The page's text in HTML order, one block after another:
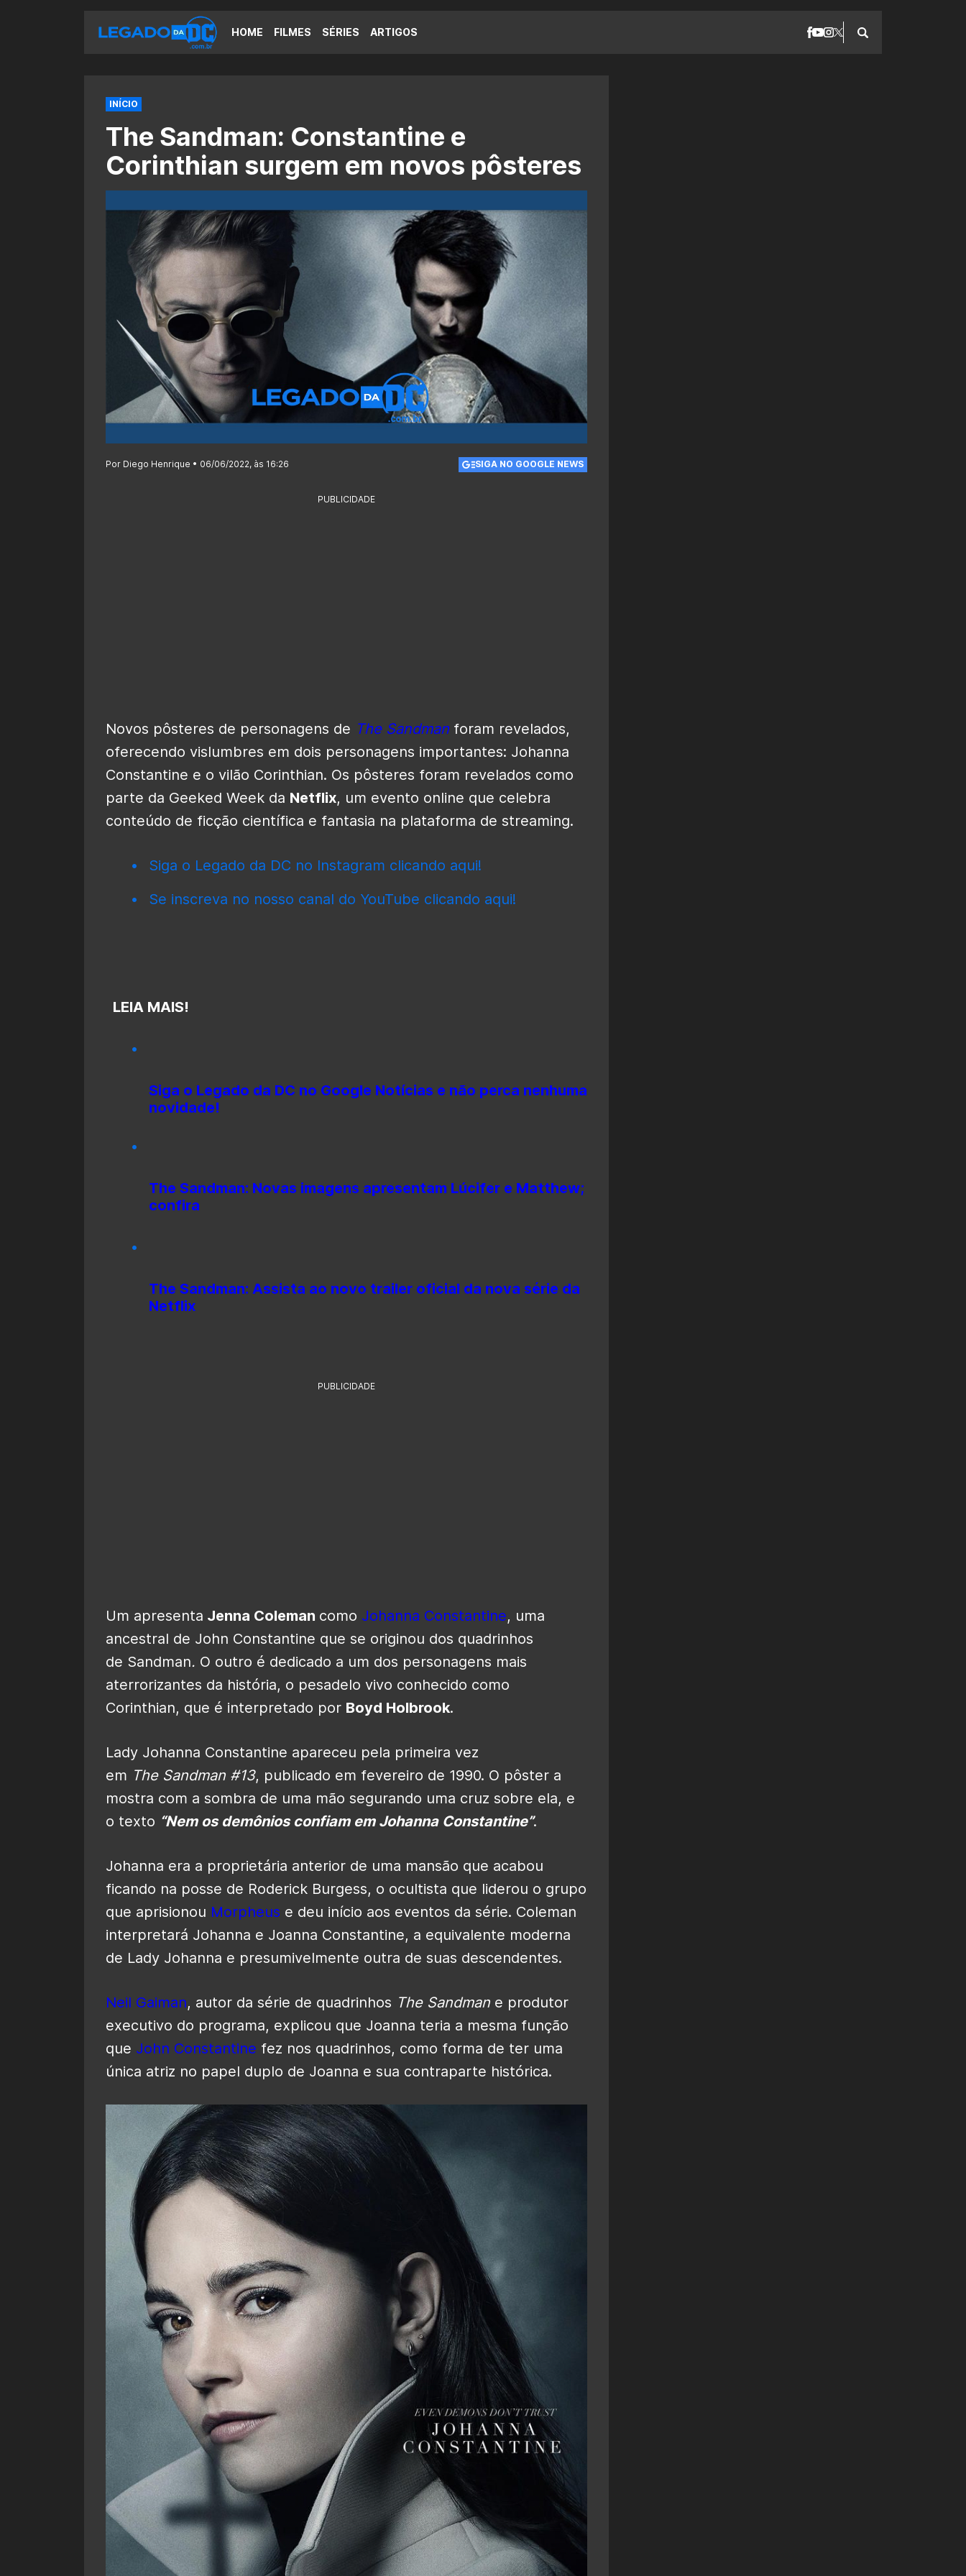
HOME FILMES SÉRIES ARTIGOS
INÍCIO
The Sandman: Constantine e
Corinthian surgem em novos pôsteres
Por Diego Henrique • 06/06/2022, às 16:26 SIGA NO GOOGLE NEWS
PUBLICIDADE
Novos pôsteres de personagens de The Sandman foram revelados,
oferecendo vislumbres em dois personagens importantes: Johanna
Constantine e o vilão Corinthian. Os pôsteres foram revelados como
parte da Geeked Week da Netflix, um evento online que celebra
conteúdo de ficção científica e fantasia na plataforma de streaming.
Siga o Legado da DC no Instagram clicando aqui!
Se inscreva no nosso canal do YouTube clicando aqui!
LEIA MAIS!
Siga o Legado da DC no Google Notícias e não perca nenhuma
novidade!
The Sandman: Novas imagens apresentam Lúcifer e Matthew;
confira
The Sandman: Assista ao novo trailer oficial da nova série da
Netflix
PUBLICIDADE
Um apresenta Jenna Coleman como Johanna Constantine, uma
ancestral de John Constantine que se originou dos quadrinhos
de Sandman. O outro é dedicado a um dos personagens mais
aterrorizantes da história, o pesadelo vivo conhecido como
Corinthian, que é interpretado por Boyd Holbrook.
Lady Johanna Constantine apareceu pela primeira vez
em The Sandman #13, publicado em fevereiro de 1990. O pôster a
mostra com a sombra de uma mão segurando uma cruz sobre ela, e
o texto “Nem os demônios confiam em Johanna Constantine”.
Johanna era a proprietária anterior de uma mansão que acabou
ficando na posse de Roderick Burgess, o ocultista que liderou o grupo
que aprisionou Morpheus e deu início aos eventos da série. Coleman
interpretará Johanna e Joanna Constantine, a equivalente moderna
de Lady Johanna e presumivelmente outra de suas descendentes.
Neil Gaiman, autor da série de quadrinhos The Sandman e produtor
executivo do programa, explicou que Joanna teria a mesma função
que John Constantine fez nos quadrinhos, como forma de ter uma
única atriz no papel duplo de Joanna e sua contraparte histórica.